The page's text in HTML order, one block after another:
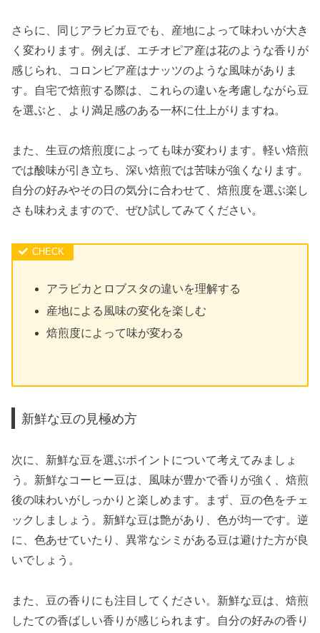
さらに、同じアラビカ豆でも、産地によって味わいが大き
く変わります。例えば、エチオピア産は花のような香りが
感じられ、コロンビア産はナッツのような風味がありま
す。自宅で焙煎する際は、これらの違いを考慮しながら豆
を選ぶと、より満足感のある一杯に仕上がりますね。
また、生豆の焙煎度によっても味が変わります。軽い焙煎
では酸味が引き立ち、深い焙煎では苦味が強くなります。
自分の好みやその日の気分に合わせて、焙煎度を選ぶ楽し
さも味わえますので、ぜひ試してみてください。
アラビカとロブスタの違いを理解する
産地による風味の変化を楽しむ
焙煎度によって味が変わる
新鮮な豆の見極め方
次に、新鮮な豆を選ぶポイントについて考えてみましょ
う。新鮮なコーヒー豆は、風味が豊かで香りが強く、焙煎
後の味わいがしっかりと楽しめます。まず、豆の色をチェ
ックしましょう。新鮮な豆は艶があり、色が均一です。逆
に、色あせていたり、異常なシミがある豆は避けた方が良
いでしょう。
また、豆の香りにも注目してください。新鮮な豆は、焙煎
したての香ばしい香りが感じられます。自分の好みの香り